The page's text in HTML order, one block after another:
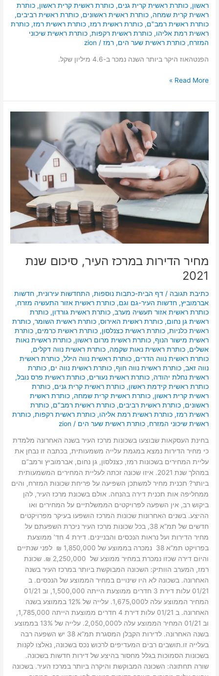
ראשון,כותרת ראשית קרית גנים,כותרת ראשית קרית ראשון,כותרת
ראשית קרית שמחה,כותרת ראשית ראשונים,כותרת ראשית רביבים,
כותרת ראשית רמב"ם,כותרת ראשית רמז,כותרת ראשית רמז,כותרת
ראשית רמת אליהו,כותרת ראשית רקפות,כותרת ראשית שיכוני
המזרח,כותרת ראשית שער הים,רמז /
zion
הפנטהאוז היקר ביותר השנה נמכר ב-4.6 מיליון שקל.
Read More »
מחיר הדירות במרכז העיר, סיכום שנת
2021
כתיבת תגובה /דף הבית-כתבות נוספות, התחדשות עירונית,חדשות
אברמוביץ,חדשות העיר-גם וגם,כותרת ראשית אזור התעשיה מזרח,
כותרת ראשית אזור תעשיה מערב,כותרת ראשית גורדון,כותרת
ראשית גן נחום,כותרת ראשית האירוס,כותרת ראשית השומר,כותרת
ראשית כלניות,כותרת ראשית כצנלסון,כותרת ראשית כרמים,כותרת
ראשית מישור הנוף,כותרת ראשית מרום ראשון,כותרת ראשית נאות
אשלים,כותרת ראשית נאות שקמה,כותרת ראשית נווה דקלים,
כותרת ראשית נווה הדרים,כותרת ראשית נווה הילל,כותרת ראשית
נווה זאב,כותרת ראשית נווה חוף,כותרת ראשית נווה ים,כותרת
ראשית נחלת יהודה,כותרת ראשית נעורים,כותרת ראשית פרס נובל,
כותרת ראשית קידמת ראשון,כותרת ראשית קרית גנים,כותרת
ראשית קרית ראשון,כותרת ראשית קרית שמחה,כותרת ראשית
ראשונים,כותרת ראשית רביבים,כותרת ראשית רמב"ם,כותרת
ראשית רמז,כותרת ראשית רמת אליהו,כותרת ראשית רקפות,כותרת
ראשית שיכוני המזרח,כותרת ראשית שער הים /
zion
בחינת העסקאות שבוצעו בשכונות מרכז העיר בשנה האחרונה מלמדת
כי מחיר הדירות נמצא במגמת עלייה משמעותית, בכתבה זו נבחן את
עליית המחירים בשכונות רמז, כצנלסון, גן נחום, אברמוביץ ורמב”ם
במהלך שנת 2021. איזו שכונה זכתה לעליית המחירים המשמעותית
ביותר? תכנית מחיר למשתכן השפיעה על פריחת שכונות המזרח, והים
ממחליפה אות תכנית דירה בהנחה. אולם בשכונת מרכז העיר, להן
ביקוש רב, אין השפעה לפרויקטים הממשלתיים על המחירים ואו
ההיצע. בשנים האחרונות שכונות המרכז הושפעו בעיקר מפרויקטים
חדשים של תמ”א 38, בכל שכונות מרכז העיר ניכרת השפעתם על
מחיר הדירות ועל נראות הנכסים והבניינים. דירת 4 חד’ ממוצעת
בפרויקט תמ”א 38 נמכרה בממוצע של 1,850,000 ₪ לפני שנתיים
והיום דירה שכזו נמכרת במחיר ממוצע של 2,250,000 ₪. שכונת
רמז, המערב הוותיק: השכונה המבוקשת ביותר במרכז העיר בשנה
האחרונה. בשכונה לא היו שינויים במחיר הממוצע של הנכסים. ב
01/21 עלות דירת 3 חדרים ממוצעת הייתה 1,500,000, וב 01/21
המחיר הממוצע עלה ל1,675,000. עלייה של 12% בממוצע בשנה
האחרונה. ב 01/21 עלות דירת 4 חדרים ממוצעת הייתה 1,785,000,
וב 01/21 המחיר הממוצע עלה ל2,050,000. עלייה של 13% בממוצע
בשנה האחרונה. לדירות הקבלן המסגרת תמ”א 38 יש השפעה רבה
בעלייה זו.תושבים רבים המעדיפים לרכוש נכס בשכונה, נאלצו לקנות
בשכונות הסמוכות בגלל מחסור בהיצע של דירות חדשות בשכונה.
שורה תחתונה: השכונה המבוקשת והיקרה ביותר במרכז העיר. בשכונה
העיר,
סיכום
שנת
2021